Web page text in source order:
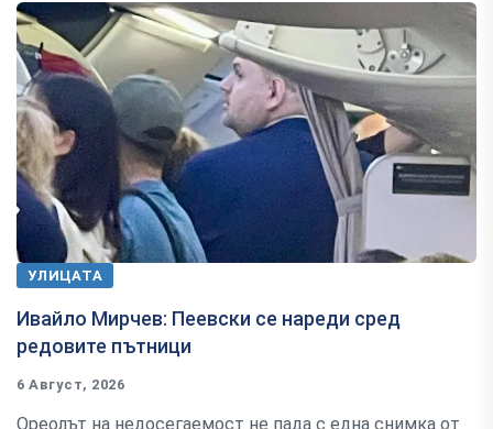
УЛИЦАТА
Ивайло Мирчев: Пеевски се нареди сред
редовите пътници
6 Август, 2026
Ореолът на недосегаемост не пада с една снимка от